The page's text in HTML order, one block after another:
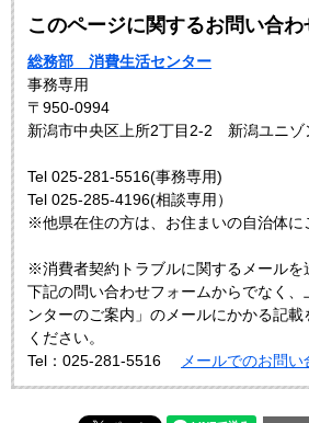
このページに関するお問い合わ
総務部 消費生活センター
事務専用
〒950-0994
新潟市中央区上所2丁目2-2 新潟ユニゾ
Tel 025-281-5516(事務専用)
Tel 025-285-4196(相談専用）
※他県在住の方は、お住まいの自治体に
※消費者契約トラブルに関するメールを
下記の問い合わせフォームからでなく、
ンターのご案内」のメールにかかる記
ください。
Tel：025-281-5516
メールでのお問